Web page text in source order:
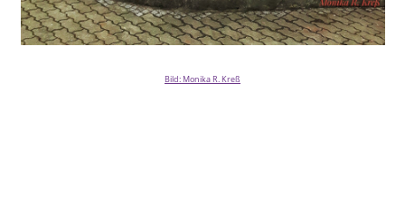
Bild: Monika R. Kreß